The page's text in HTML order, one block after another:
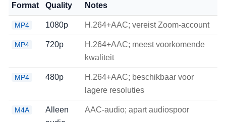
Format Quality Notes
MP4 1080p H.264+AAC; vereist Zoom-account
MP4 720p
H.264+AAC; meest voorkomende
kwaliteit
MP4 480p
H.264+AAC; beschikbaar voor
lagere resoluties
M4A
Alleen
AAC-audio; apart audiospoor